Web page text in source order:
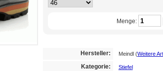
Menge:
Hersteller: Meindl (Weitere
Kategorie: Stiefel